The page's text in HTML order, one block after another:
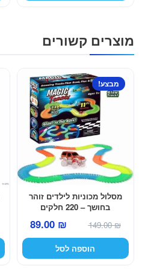
מוצרים קשורים
מסלול מכוניות לילדים זוהר
בחושך – 220 חלקים
מבצע!
149.00₪
המחיר
המקורי
היה:
89.00 ₪
המחיר
הנוכחי
הוא:
הוספה לסל